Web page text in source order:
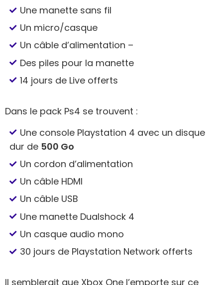
Une manette sans fil
Un micro/casque
Un câble d’alimentation –
Des piles pour la manette
14 jours de Live offerts
Dans le pack Ps4 se trouvent :
Une console Playstation 4 avec un disque
dur de 500 Go
Un cordon d’alimentation
Un câble HDMI
Un câble USB
Une manette Dualshock 4
Un casque audio mono
30 jours de Playstation Network offerts
Il semblerait que Xbox One l’emporte sur ce